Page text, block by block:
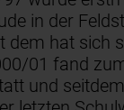
in der
dem hat sich
01 fand
und